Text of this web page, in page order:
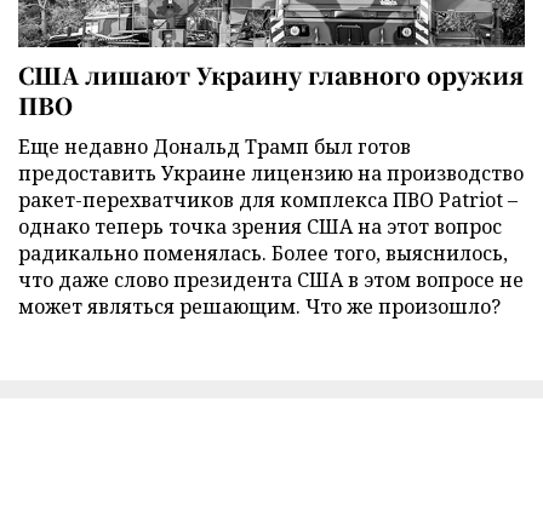
США лишают Украину главного оружия
ПВО
Еще недавно Дональд Трамп был готов
предоставить Украине лицензию на производство
ракет-перехватчиков для комплекса ПВО Patriot –
однако теперь точка зрения США на этот вопрос
радикально поменялась. Более того, выяснилось,
что даже слово президента США в этом вопросе не
может являться решающим. Что же произошло?